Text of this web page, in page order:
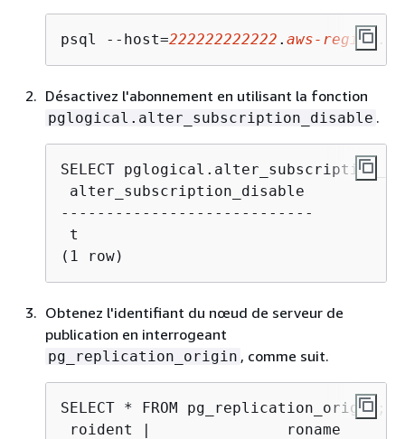
psql --host=222222222222 . aws-region
Désactivez l'abonnement en utilisant la fonction
pglogical.alter_subscription_disable .
alter_subscription_disable
----------------------------
t
(1 row)
Obtenez l'identifiant du nœud de serveur de
publication en interrogeant
pg_replication_origin , comme suit.
roident |               roname